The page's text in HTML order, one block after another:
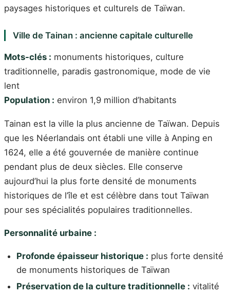
paysages historiques et culturels de Taïwan.
Ville de Tainan : ancienne capitale culturelle
Mots-clés : monuments historiques, culture
traditionnelle, paradis gastronomique, mode de vie
lent
Population : environ 1,9 million d’habitants
Tainan est la ville la plus ancienne de Taïwan. Depuis
que les Néerlandais ont établi une ville à Anping en
1624, elle a été gouvernée de manière continue
pendant plus de deux siècles. Elle conserve
aujourd’hui la plus forte densité de monuments
historiques de l’île et est célèbre dans tout Taïwan
pour ses spécialités populaires traditionnelles.
Personnalité urbaine :
Profonde épaisseur historique : plus forte densité
de monuments historiques de Taïwan
Préservation de la culture traditionnelle : vitalité